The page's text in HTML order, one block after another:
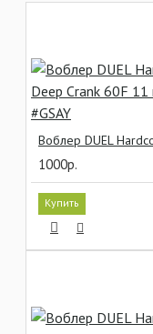
1000р.
Купить